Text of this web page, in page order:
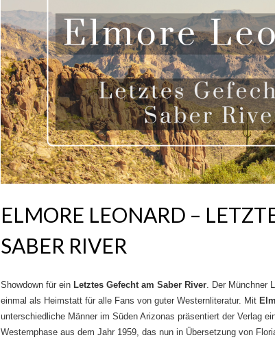
ELMORE LEONARD –
SABER RIVER
Showdown für ein Letztes Gefecht am Saber River. Der Münchner
einmal als Heimstatt für alle Fans von guter Westernliteratur. Mit
unterschiedliche Männer im Süden Arizonas präsentiert der Verlag
Westernphase aus dem Jahr 1959, das nun in Übersetzung von